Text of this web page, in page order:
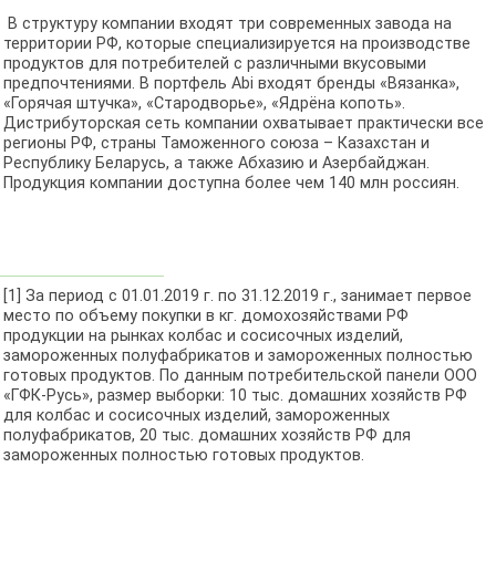
В структуру компании входят три современных завода на
территории РФ, которые специализируется на производстве
продуктов для потребителей с различными вкусовыми
предпочтениями. В портфель Abi входят бренды «Вязанка»,
«Горячая штучка», «Стародворье», «Ядрёна копоть».
Дистрибуторская сеть компании охватывает практически все
регионы РФ, страны Таможенного союза – Казахстан и
Республику Беларусь, а также Абхазию и Азербайджан.
Продукция компании доступна более чем 140 млн россиян.
[1] За период с 01.01.2019 г. по 31.12.2019 г., занимает первое
место по объему покупки в кг. домохозяйствами РФ
продукции на рынках колбас и сосисочных изделий,
замороженных полуфабрикатов и замороженных полностью
готовых продуктов. По данным потребительской панели ООО
«ГФК-Русь», размер выборки: 10 тыс. домашних хозяйств РФ
для колбас и сосисочных изделий, замороженных
полуфабрикатов, 20 тыс. домашних хозяйств РФ для
замороженных полностью готовых продуктов.